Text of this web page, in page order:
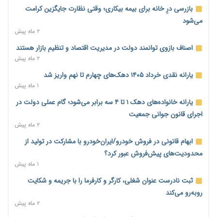
امسال گسترده‌تر می‌شود
۱۶ ساعت پیش
مطالبه کارگران جنوب برای پرداخت «حق جنگ»؛ از نفت و گاز تا
شبکه برق
۱۶ ساعت پیش
حساب‌های شرکت ملی نفت در بانک صنعت و معدن مسدود شد؛
بدهی یک میلیارد دلاری
درآمد کارگزاری‌ها چقدر است؟ کانون کارگزاران اعداد منتشرشده در
فضای مجازی را تکذیب کرد
بیکاری ۷ درصدی روی کاغذ؛ آیا در واقعیت هم این چنین است؟
روز خبرنگار؛ مطالبه‌ای فراتر از تبریک برای پاسداشت حقیقت و
امنیت شغلی
بازرسی درِ خانه برای بیمه بیکاری؛ وقتی نظارت جایگزین کرامت
می‌شود
۲ ماه پیش
اصناف بازوی توانمند دولت در مدیریت اقتصاد و تنظیم بازار هستند
۲ ماه پیش
یارانه نقدی خرداد ۱۴۰۵ دهک‌های چهارم تا نهم واریز شد
۱ ماه پیش
یارانه خانواده‌های دهک ۱ تا ۴ سه برابر می‌شود؛ گام عملی دولت در
اجرای قانون جوانی جمعیت
۲ ماه پیش
ابهام قانونی در فروش خودرو/ایران‌خودرو با مشارکت در تولید از
محدودیت‌های پیش‌فروش عبور کرد؟
۱ ماه پیش
ثبت نادرست عنوان شغلی، کارگر و کارفرما را با جریمه و شکایت
روبه‌رو می‌کند
۲ ماه پیش